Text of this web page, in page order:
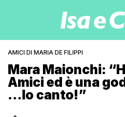
AMICI DI MARIA DE FILIPPI
Mara Maionchi:
Amici ed è una
…Io canto!”